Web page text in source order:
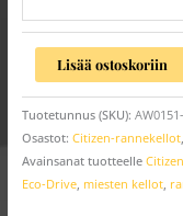
Lisää ostoskoriin
Tuotetunnus (SKU):
Osastot: Citizen-rannekellot,
Avainsanat tuotteelle Citizen
Eco-Drive, miesten kellot,